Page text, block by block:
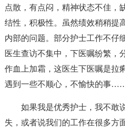
点散，有点闷，精神状态不佳，
结性，积极性。虽然绩效稍稍提
内部的问题。部分护士工作不
医生查访不集中，下医嘱纷繁，
作血上加霜，这医生下医嘱是拉
遇到一些不顺心，不愉快的事
如果我是优秀护士，我不敢
失，或者说我们的工作在很多方